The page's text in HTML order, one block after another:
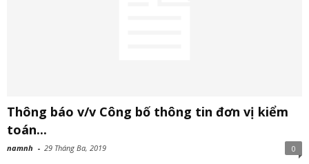
Thông báo v/v Công bố thông tin đơn vị kiểm
toán...
namnh - 29 Tháng Ba, 2019 0